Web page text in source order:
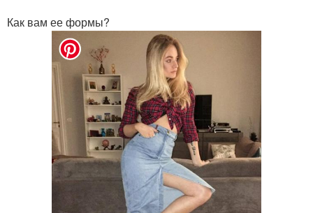
Как вам ее формы?